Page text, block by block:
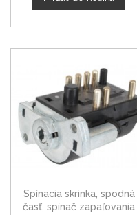
Spínacia skrinka, spodná
časť, spínač zapaľovania